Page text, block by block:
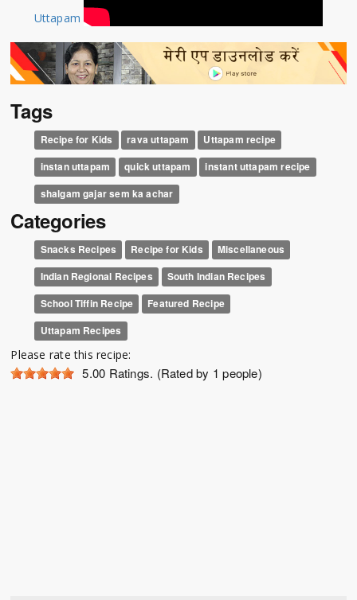
Uttapam
Tags
Recipe for Kids rava uttapam
Uttapam recipe
instan uttapam
quick uttapam
instant uttapam recipe
shalgam gajar sem ka achar
Categories
Snacks Recipes Recipe for Kids
Miscellaneous
Indian Regional Recipes
South Indian Recipes
School Tiffin Recipe
Featured Recipe
Uttapam Recipes
Please rate this recipe:
5.00 Ratings. (Rated by 1 people)